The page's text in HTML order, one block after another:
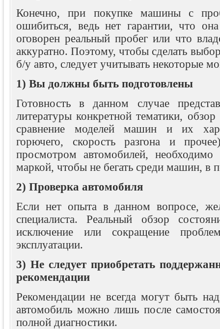
Конечно, при покупке машины с
ошибиться, ведь нет гарантии, что
оговорен реальный пробег или что
аккуратно. Поэтому, чтобы сделать
б/у авто, следует учитывать некоторые
1) Вы должны быть подготовлены
Готовность в данном случае
литературы конкретной тематики,
сравнение моделей машин и их
горючего, скорость разгона и
просмотром автомобилей, необходимо
маркой, чтобы не бегать среди машин, в
2) Проверка автомобиля
Если нет опыта в данном вопросе,
специалиста. Реальный обзор
исключение или сокращение
эксплуатации.
3) Не следует приобретать
рекомендации
Рекомендации не всегда могут быть
автомобиль можно лишь после
полной диагностики.